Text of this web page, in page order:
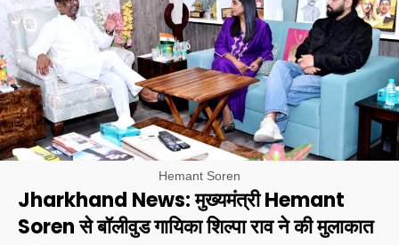
Hemant Soren
Jharkhand News: मुख्यमंत्री Hemant
Soren से बॉलीवुड गायिका शिल्पा राव ने की मुलाकात